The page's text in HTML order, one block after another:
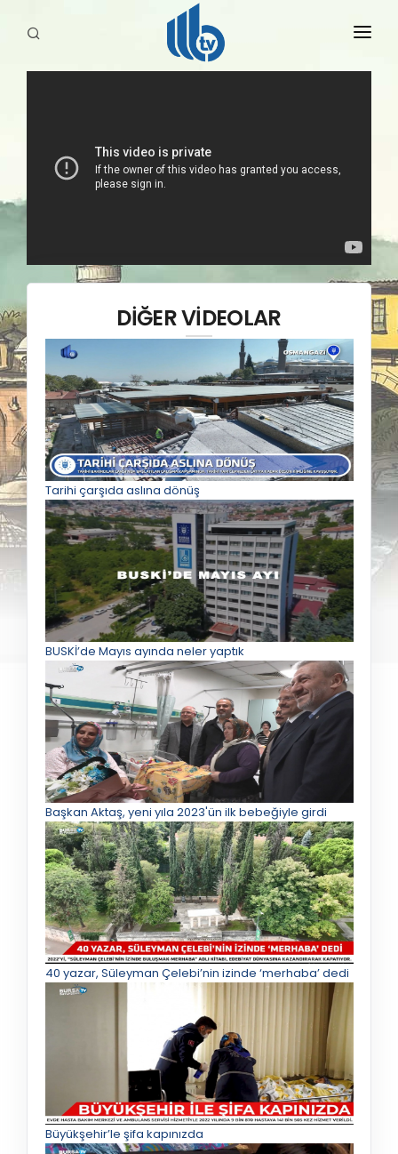
YAYINLARIMIZ
DİĞER VİDEOLAR
Tarihi çarşıda aslına dönüş
BUSKİ’de Mayıs ayında neler yaptık
Başkan Aktaş, yeni yıla 2023'ün ilk bebeğiyle girdi
40 yazar, Süleyman Çelebi’nin izinde ‘merhaba’ dedi
Büyükşehir’le şifa kapınızda